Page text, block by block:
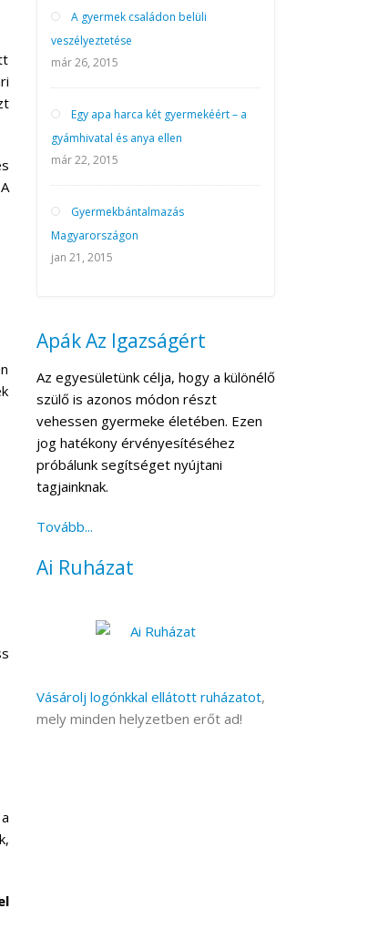
A gyermek családon belüli
veszélyeztetése
már 26, 2015
Egy apa harca két gyermekéért – a
gyámhivatal és anya ellen
már 22, 2015
Gyermekbántalmazás
Magyarországon
jan 21, 2015
Apák Az Igazságért
Az egyesületünk célja, hogy a különélő
szülő is azonos módon részt
vehessen gyermeke életében. Ezen
jog hatékony érvényesítéséhez
próbálunk segítséget nyújtani
tagjainknak.
Tovább...
Ai Ruházat
Vásárolj logónkkal ellátott ruházatot,
mely minden helyzetben erőt ad!